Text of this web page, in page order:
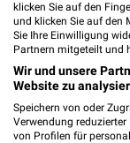
klicken Sie auf den
und klicken Sie auf den
Sie Ihre Einwilligung
Partnern mitgeteilt und
Wir und unsere
Website zu
Speichern von oder
Verwendung
von Profilen für